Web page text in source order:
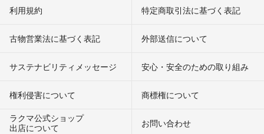
利用規約 特定商取引法に基づく表記
古物営業法に基づく表記 外部送信について
サステナビリティメッセージ 安心・安全のための取り組み
権利侵害について
商標権について
ラクマ公式ショップ
出店について
お問い合わせ